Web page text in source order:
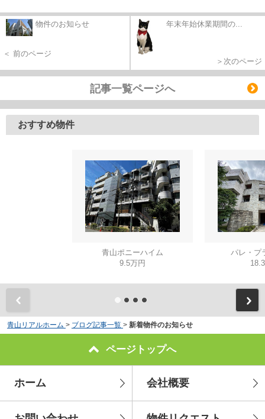
物件のお知らせ
＜ 前のページ
年末年始休業期間の...
＞次のページ
記事一覧ページへ
おすすめ物件
青山ポニーハイム
9.5万円
パレ・プ
青山リアルホーム > ブログ記事一覧 > 新着物件のお知らせ
ページトップへ
ホーム 会社概要